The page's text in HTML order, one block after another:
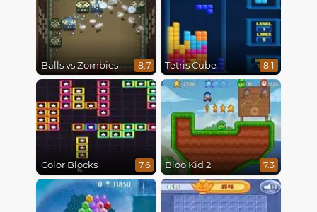
Balls vs Zombies 8.7 Tetris Cube 8.1
Color Blocks 7.6 Bloo Kid 2 7.3